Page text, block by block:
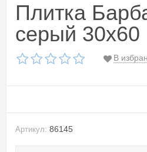
Плитка
серый 30x60
В
Артикул: 86145